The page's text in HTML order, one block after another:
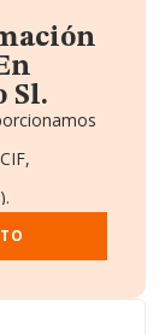
Sl.